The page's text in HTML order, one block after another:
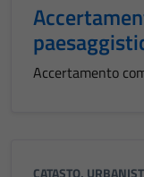
Accertamento
CATASTO,